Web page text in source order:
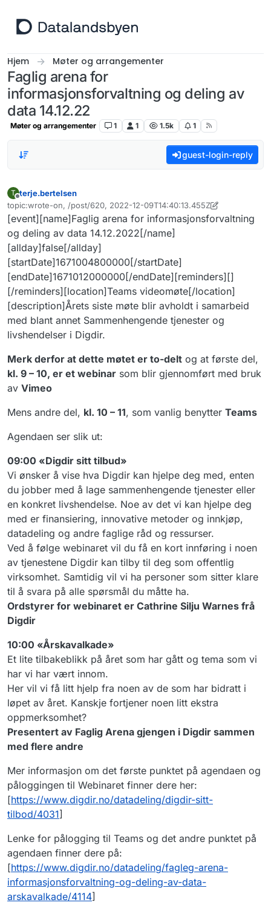
Hjem Møter og arrangementer
Faglig arena for
informasjonsforvaltning og deling av
data 14.12.22
Møter og arrangementer 1 1 1.5k 1
guest-login-reply
T
Frakoblet
terje.bertelsen
topic:wrote-on, /post/620, 2022-12-09T14:40:13.455Z
Sist endret av terje.bertelsen12. sep. 2022, 15:36
[event][name]Faglig arena for informasjonsforvaltning
og deling av data 14.12.2022[/name]
[allday]false[/allday]
[startDate]1671004800000[/startDate]
[endDate]1671012000000[/endDate][reminders][]
[/reminders][location]Teams videomøte[/location]
[description]Årets siste møte blir avholdt i samarbeid
med blant annet Sammenhengende tjenester og
livshendelser i Digdir.
Merk derfor at dette møtet er to-delt og at første del,
kl. 9 – 10, er et webinar som blir gjennomført med bruk
av Vimeo
Mens andre del, kl. 10 – 11, som vanlig benytter Teams
Agendaen ser slik ut:
09:00 «Digdir sitt tilbud»
Vi ønsker å vise hva Digdir kan hjelpe deg med, enten
du jobber med å lage sammenhengende tjenester eller
en konkret livshendelse. Noe av det vi kan hjelpe deg
med er finansiering, innovative metoder og innkjøp,
datadeling og andre faglige råd og ressurser.
Ved å følge webinaret vil du få en kort innføring i noen
av tjenestene Digdir kan tilby til deg som offentlig
virksomhet. Samtidig vil vi ha personer som sitter klare
til å svara på alle spørsmål du måtte ha.
Ordstyrer for webinaret er Cathrine Silju Warnes frå
Digdir
10:00 «Årskavalkade»
Et lite tilbakeblikk på året som har gått og tema som vi
har vi har vært innom.
Her vil vi få litt hjelp fra noen av de som har bidratt i
løpet av året. Kanskje fortjener noen litt ekstra
oppmerksomhet?
Presentert av Faglig Arena gjengen i Digdir sammen
med flere andre
Mer informasjon om det første punktet på agendaen og
påloggingen til Webinaret finner dere her:
[https://www.digdir.no/datadeling/digdir-sitt-
tilbod/4031]
Lenke for pålogging til Teams og det andre punktet på
agendaen finner dere på:
[https://www.digdir.no/datadeling/fagleg-arena-
informasjonsforvaltning-og-deling-av-data-
arskavalkade/4114]